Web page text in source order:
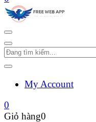
My Account
0
Giỏ hàng0